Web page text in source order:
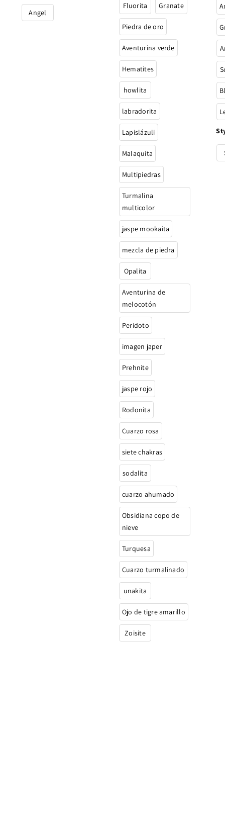
Angel
Fluorita Granate
Piedra de oro
Aventurina verde
Hematites
howlita
labradorita
Lapislázuli
Malaquita
Multipiedras
Turmalina
multicolor
jaspe mookaita
mezcla de piedra
Opalita
Aventurina de
melocotón
Peridoto
imagen japer
Prehnite
jaspe rojo
Rodonita
Cuarzo rosa
siete chakras
sodalita
cuarzo ahumado
Obsidiana copo de
nieve
Turquesa
Cuarzo turmalinado
unakita
Ojo de tigre amarillo
Zoisite